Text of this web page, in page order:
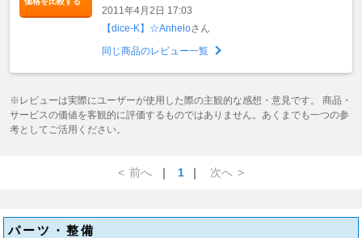
2011年4月2日 17:03
【dice-K】☆Anheloさん
同じ商品のレビュー一覧
※レビューは実際にユーザーが使用した際の主観的な感想・意見です。 商品・
サービスの価値を客観的に評価するものではありません。あくまでも一つの参
考としてご活用ください。
< 前へ ｜ 1 ｜ 次へ >
パーツ・整備